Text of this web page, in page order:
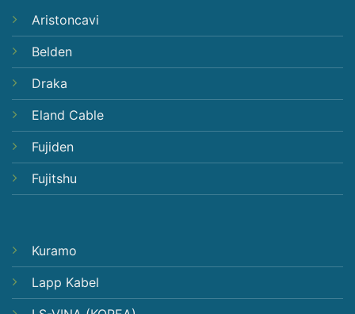
Aristoncavi
Belden
Draka
Eland Cable
Fujiden
Fujitshu
Kuramo
Lapp Kabel